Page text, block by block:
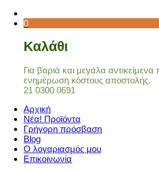
0
Καλάθι
Για βαριά και μεγάλα
ενημέρωση κόστους αποστολής.
21 0300 0691
Αρχική
Νέα! Προϊόντα
Γρήγορη πρόσβαση
Blog
Ο λογαριασμός μου
Επικοινωνία